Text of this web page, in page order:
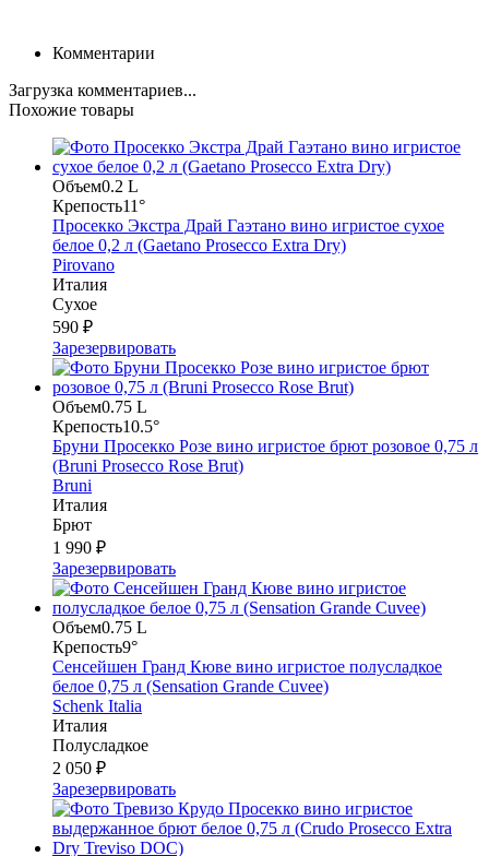
Комментарии
Загрузка комментариев...
Похожие товары
Объем0.2 L
Крепость11°
Просекко Экстра Драй Гаэтано вино игристое сухое
белое 0,2 л (Gaetano Prosecco Extra Dry)
Pirovano
Италия
Сухое
590 ₽
Зарезервировать
Объем0.75 L
Крепость10.5°
Бруни Просекко Розе вино игристое брют розовое 0,75 л
(Bruni Prosecco Rose Brut)
Bruni
Италия
Брют
1 990 ₽
Зарезервировать
Объем0.75 L
Крепость9°
Сенсейшен Гранд Кюве вино игристое полусладкое
белое 0,75 л (Sensation Grande Cuvee)
Schenk Italia
Италия
Полусладкое
2 050 ₽
Зарезервировать